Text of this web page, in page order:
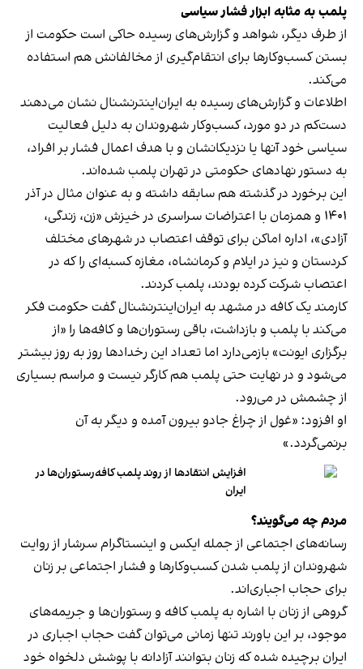
پلمب به مثابه ابزار فشار سیاسی
از طرف دیگر، شواهد و گزارش‌های رسیده حاکی است حکومت از
بستن کسب‌وکارها برای انتقام‌گیری از مخالفانش هم استفاده
می‌کند.
اطلاعات و گزارش‌های رسیده به ایران‌اینترنشنال نشان می‌دهند
دست‌کم در دو مورد، کسب‌وکار شهروندان به دلیل فعالیت
سیاسی خود آنها یا نزدیکانشان و با هدف اعمال فشار بر افراد،
به دستور نهادهای حکومتی در تهران پلمب شده‌اند.
این برخورد در گذشته هم سابقه داشته و به عنوان مثال در آذر
۱۴۰۱ و همزمان با اعتراضات سراسری در خیزش «زن، زندگی،
آزادی»، اداره اماکن برای توقف اعتصاب در شهرهای مختلف
کردستان و نیز در ایلام و کرمانشاه، مغازه کسبه‌ای را که در
اعتصاب شرکت کرده بودند، پلمب کردند.
کارمند یک کافه در مشهد به ایران‌اینترنشنال گفت حکومت فکر
می‌کند با پلمب و بازداشت، باقی رستوران‌ها و کافه‌ها را «از
برگزاری ایونت» بازمی‌دارد اما تعداد این رخدادها روز به روز بیشتر
می‌شود و در نهایت حتی پلمب هم کارگر نیست و مراسم بسیاری
از چشمش در می‌رود.
او افزود: «غول از چراغ جادو بیرون آمده و دیگر به آن
برنمی‎‌گردد.»
افزایش انتقادها از روند پلمب کافه‌رستوران‌ها در
ایران
مردم چه می‌گویند؟
رسانه‎‌های اجتماعی از جمله ایکس و اینستاگرام سرشار از روایت
شهروندان از پلمب شدن کسب‌وکارها و فشار اجتماعی بر زنان
برای حجاب اجباری‌اند.
گروهی از زنان با اشاره به پلمب کافه و رستوران‌ها و جریمه‌های
موجود، بر این باورند تنها زمانی می‌توان گفت حجاب اجباری در
ایران برچیده شده که زنان بتوانند آزادانه با پوشش دلخواه خود